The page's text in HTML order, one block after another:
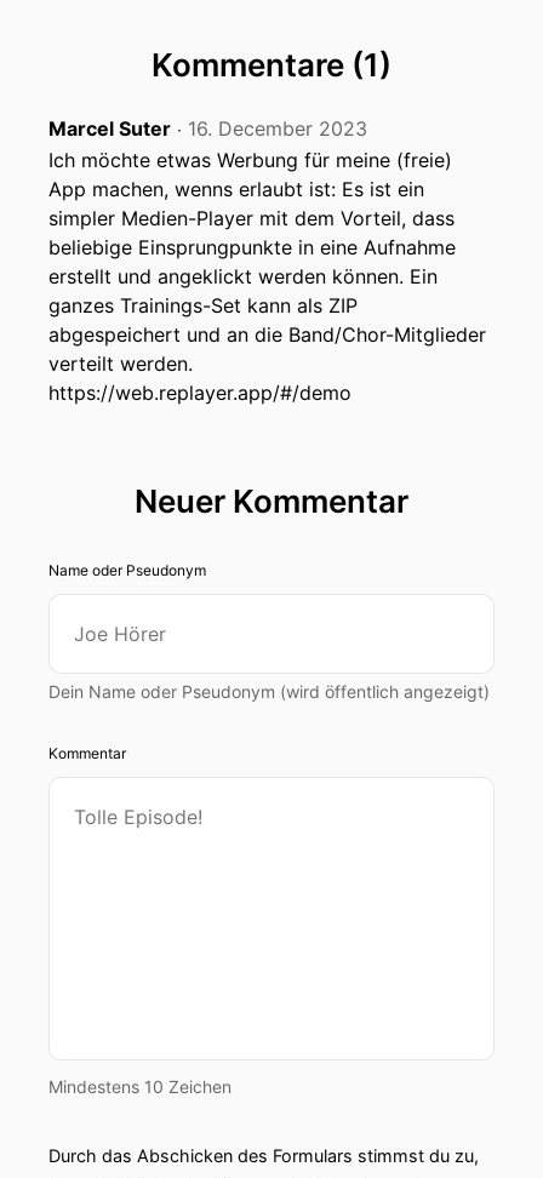
Kommentare (1)
Marcel Suter ‧ 16. December 2023
Ich möchte etwas Werbung für meine (freie)
App machen, wenns erlaubt ist: Es ist ein
simpler Medien-Player mit dem Vorteil, dass
beliebige Einsprungpunkte in eine Aufnahme
erstellt und angeklickt werden können. Ein
ganzes Trainings-Set kann als ZIP
abgespeichert und an die Band/Chor-Mitglieder
verteilt werden.
https://web.replayer.app/#/demo
Neuer Kommentar
Name oder Pseudonym
Dein Name oder Pseudonym (wird öffentlich angezeigt)
Kommentar
Mindestens 10 Zeichen
Durch das Abschicken des Formulars stimmst du zu,